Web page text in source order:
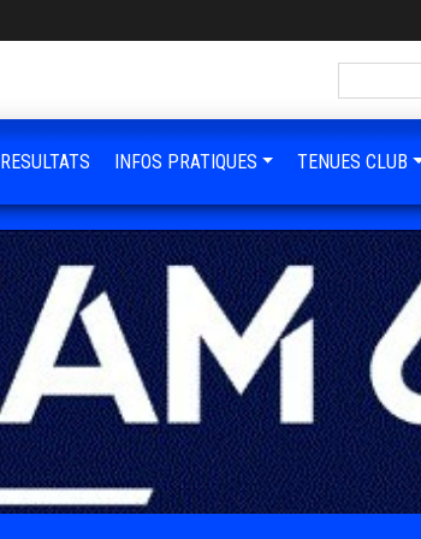
RESULTATS INFOS PRATIQUES TENUES CLUB